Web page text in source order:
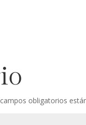
obligatorios